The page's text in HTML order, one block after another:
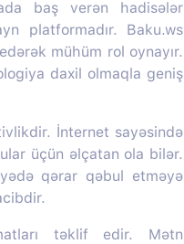
baş verən hadisələr
platformadır. Baku.ws
mühüm rol oynayır.
daxil olmaqla geniş
İnternet sayəsində
üçün əlçatan ola bilər.
qərar qəbul etməyə
təklif edir. Mətn